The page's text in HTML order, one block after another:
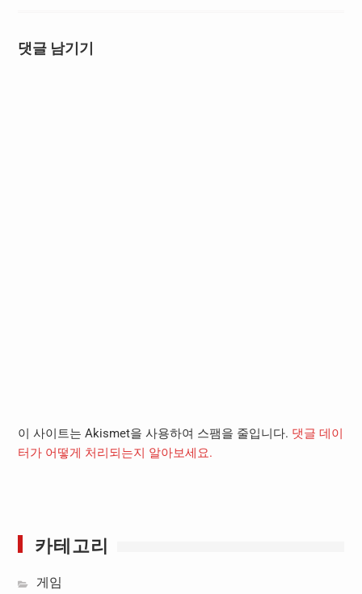
댓글 남기기
이 사이트는 Akismet을 사용하여 스팸을 줄입니다. 댓글 데이
터가 어떻게 처리되는지 알아보세요.
카테고리
게임